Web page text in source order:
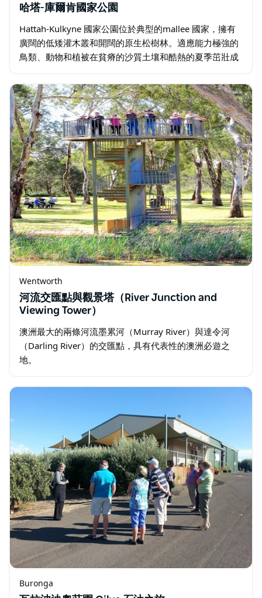
哈塔-庫爾肯國家公園
Hattah-Kulkyne 國家公園位於典型的mallee 國家，擁有
廣闊的低矮灌木叢和開闊的原生松樹林。適應能力極強的
鳥類、動物和植被在貧瘠的沙質土壤和酷熱的夏季茁壯成
Wentworth
河流交匯點與觀景塔（River Junction and
Viewing Tower）
澳洲最大的兩條河流墨累河（Murray River）與達令河
（Darling River）的交匯點，具有代表性的澳洲必遊之
地。
Buronga